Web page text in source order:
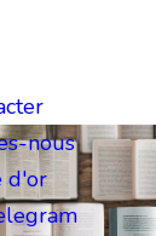
nous
d'or